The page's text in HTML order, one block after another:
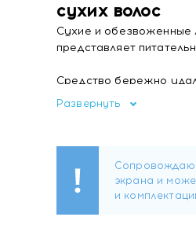
сухих волос
Сухие и обезвоженные
представляет
Средство бережно
каждого волоса.
насыщает пряди
разглаживает
против ломкости и
Отсутствие сульфатов
Развернуть